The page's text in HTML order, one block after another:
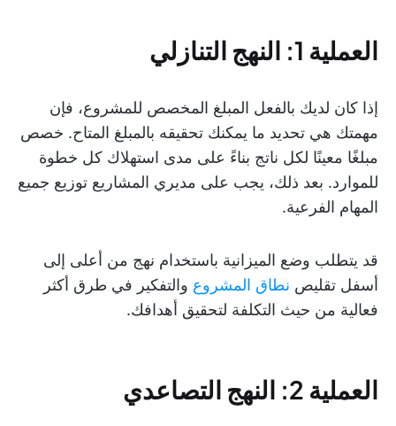
العملية 1: النهج التنازلي
إذا كان لديك بالفعل المبلغ المخصص للمشروع، فإن
مهمتك هي تحديد ما يمكنك تحقيقه بالمبلغ المتاح. خصص
مبلغًا معينًا لكل ناتج بناءً على مدى استهلاك كل خطوة
للموارد. بعد ذلك، يجب على مديري المشاريع توزيع جميع
المهام الفرعية.
قد يتطلب وضع الميزانية باستخدام نهج من أعلى إلى
أسفل تقليص نطاق المشروع والتفكير في طرق أكثر
فعالية من حيث التكلفة لتحقيق أهدافك.
العملية 2: النهج التصاعدي